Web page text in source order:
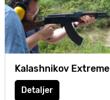
Kalashnikov Extreme
Detaljer